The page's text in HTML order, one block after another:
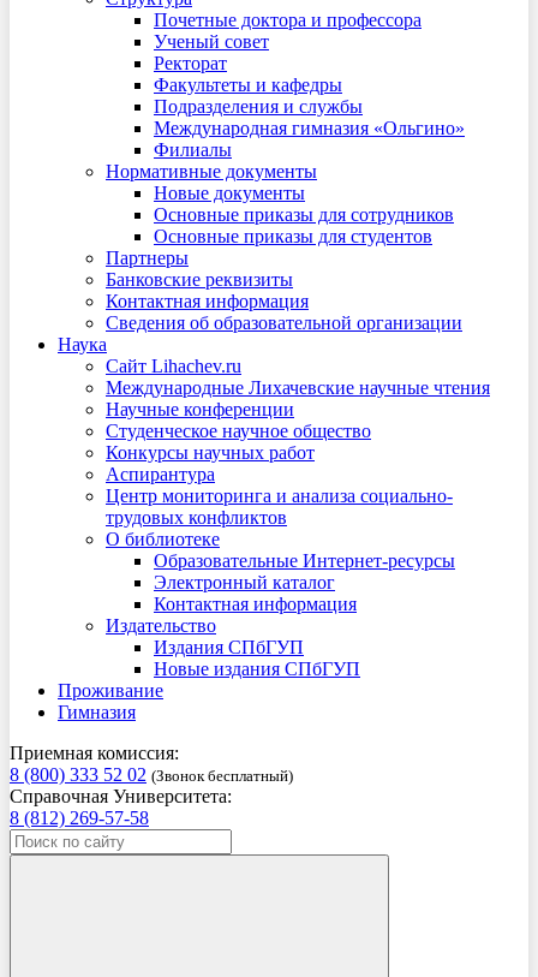
Почетные доктора и профессора
Ученый совет
Ректорат
Факультеты и кафедры
Подразделения и службы
Международная гимназия «Ольгино»
Филиалы
Нормативные документы
Новые документы
Основные приказы для сотрудников
Основные приказы для студентов
Партнеры
Банковские реквизиты
Контактная информация
Сведения об образовательной организации
Наука
Сайт Lihachev.ru
Международные Лихачевские научные чтения
Научные конференции
Студенческое научное общество
Конкурсы научных работ
Аспирантура
Центр мониторинга и анализа социально-
трудовых конфликтов
О библиотеке
Образовательные Интернет-ресурсы
Электронный каталог
Контактная информация
Издательство
Издания СПбГУП
Новые издания СПбГУП
Проживание
Гимназия
Приемная комиссия:
8 (800) 333 52 02 (Звонок бесплатный)
Справочная Университета:
8 (812) 269-57-58